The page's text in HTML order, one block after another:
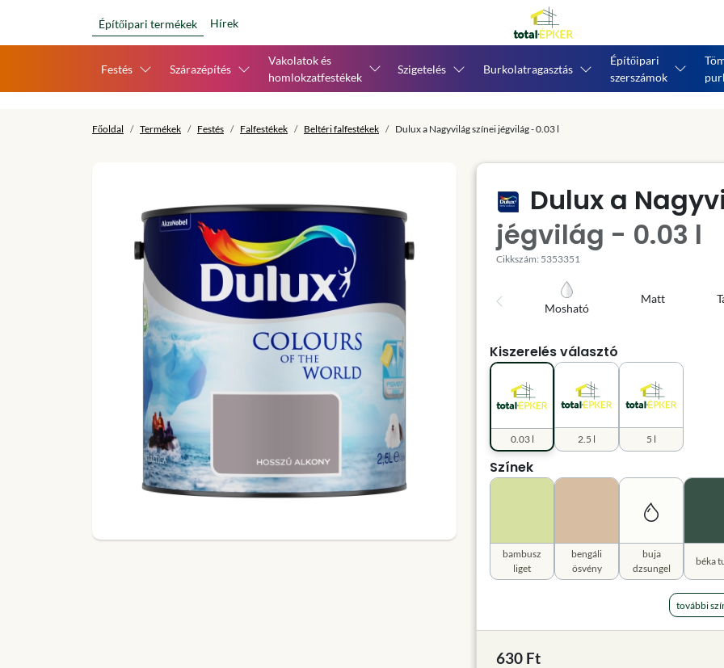
Építőipari termékek Hírek
Festés Szárazépítés
Vakolatok és
homlokzatfestékek
Szigetelés Burkolatragasztás
Építőipari
szerszámok
Főoldal Termékek Festés Falfestékek Beltéri falfestékek Dulux a Nagyvilág színei jégvilág - 0.03 l
Dulux a
jégvilág - 0.03 l
Cikkszám: 5353351
Mosható
Matt
Kiszerelés választó
0.03 l 2.5 l 5 l
Színek
bambusz
liget
bengáli
ösvény
buja
dzsungel
béka
további
630 Ft